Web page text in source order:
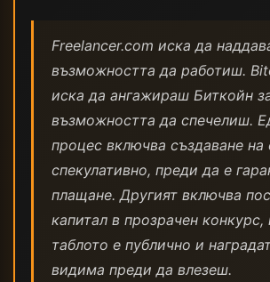
Freelancer.com иска да
възможността да работиш.
иска да ангажираш Биткойн
възможността да спечелиш.
процес включва създаване на
спекулативно, преди да е
плащане. Другият включва
капитал в прозрачен конкурс,
таблото е публично и
видима преди да влезеш.